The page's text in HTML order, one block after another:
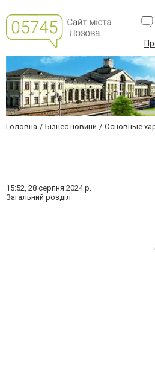
Головна Бізнес новини Основные
15:52, 28 серпня 2024 р.
Загальний розділ